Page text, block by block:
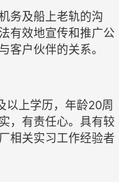
务及船上老轨的沟
有效地宣传和推广公
客户伙伴的关系。
以上学历，年龄20周
，有责任心。具有较
相关实习工作经验者